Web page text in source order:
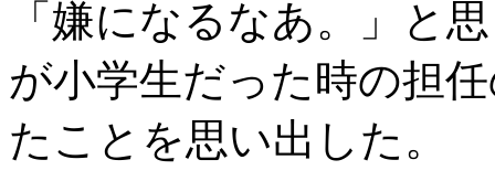
「嫌になるなあ。」と
が小学生だった時の担
たことを思い出した。